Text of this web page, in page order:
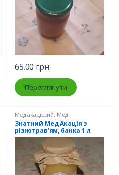
65.00 грн.
Переглянути
Мед акацієвий, Мед
натуральний, Мед різнотрав'я
Знатний Мед Акація з
різнотрав’ям, банка 1 л